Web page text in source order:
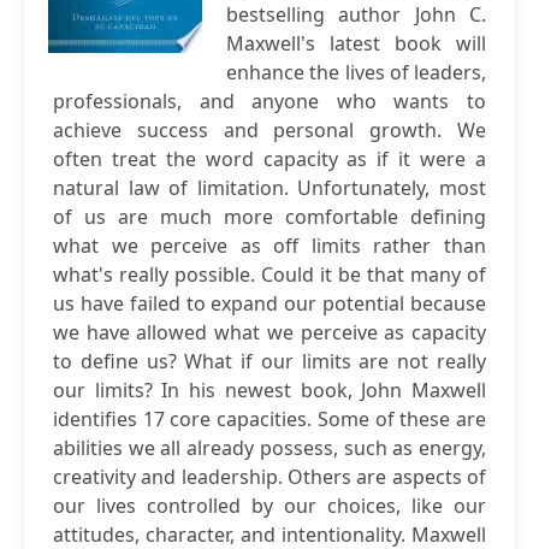
bestselling author John C.
Maxwell's latest book will
enhance the lives of leaders,
professionals, and anyone who wants to
achieve success and personal growth. We
often treat the word capacity as if it were a
natural law of limitation. Unfortunately, most
of us are much more comfortable defining
what we perceive as off limits rather than
what's really possible. Could it be that many of
us have failed to expand our potential because
we have allowed what we perceive as capacity
to define us? What if our limits are not really
our limits? In his newest book, John Maxwell
identifies 17 core capacities. Some of these are
abilities we all already possess, such as energy,
creativity and leadership. Others are aspects of
our lives controlled by our choices, like our
attitudes, character, and intentionality. Maxwell